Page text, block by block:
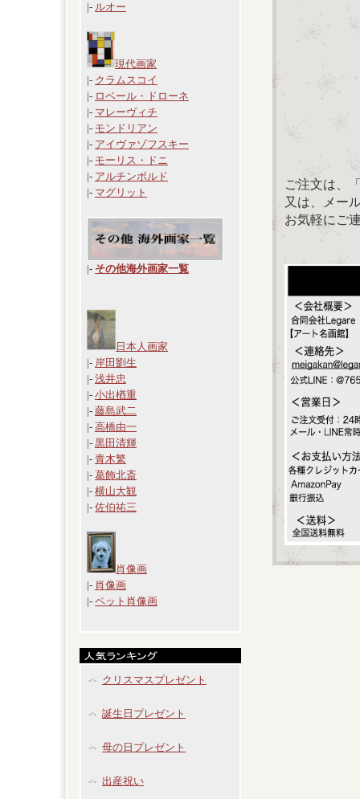
|- ルオー
現代画家
|- クラムスコイ
|- ロベール・ドローネ
|- マレーヴィチ
|- モンドリアン
|- アイヴァゾフスキー
|- モーリス・ドニ
|- アルチンボルド
|- マグリット
|- その他海外画家一覧
日本人画家
|- 岸田劉生
|- 浅井忠
|- 小出楢重
|- 藤島武二
|- 高橋由一
|- 黒田清輝
|- 青木繁
|- 葛飾北斎
|- 横山大観
|- 佐伯祐三
肖像画
|- 肖像画
|- ペット肖像画
クリスマスプレゼント
誕生日プレゼント
母の日プレゼント
出産祝い
ご注文は、
又は、メー
お気軽にご